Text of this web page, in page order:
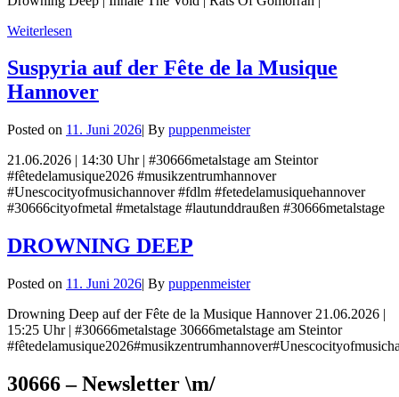
Weiterlesen
der
Fête
de
Musique
Suspyria auf der Fête de la Musique
Hannover
Posted on 11. Juni 2026| By Byline
puppenmeister
21.06.2026 | 14:30 Uhr | #30666metalstage am Steintor
#fêtedelamusique2026 #musikzentrumhannover
#Unescocityofmusichannover #fdlm #fetedelamusiquehannover
#30666cityofmetal #metalstage #lautunddraußen #30666metalstage
DROWNING DEEP
Posted on 11. Juni 2026| By Byline
puppenmeister
Drowning Deep auf der Fête de la Musique Hannover 21.06.2026 |
15:25 Uhr | #30666metalstage 30666metalstage am Steintor
30666 – Newsletter \m/